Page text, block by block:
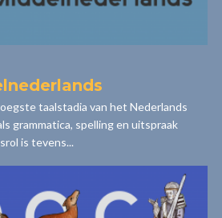
taalstadia van het Nederlands
grammatica, spelling en uitspraak
is tevens...